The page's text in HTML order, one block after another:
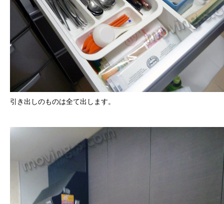
引き出しのものは全て出します。